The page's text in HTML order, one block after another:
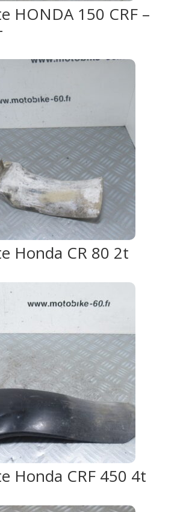
HONDA 150 CRF –
Honda CR 80 2t
Honda CRF 450 4t